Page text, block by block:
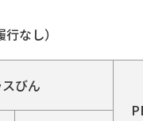
なし）
びん